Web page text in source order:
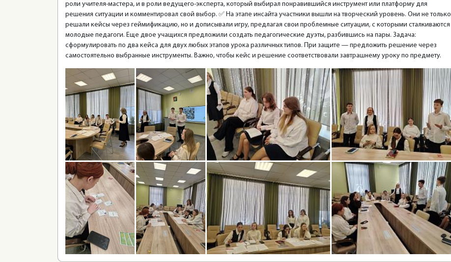
роли учителя-мастера, и в роли ведущего-эксперта, который выбирал понравившийся инструмент или платформу для
решения ситуации и комментировал свой выбор. ✅️ На этапе инсайта участники вышли на творческий уровень. Они не только
решали кейсы через геймификацию, но и дописывали игру, предлагая свои проблемные ситуации, с которыми сталкиваются
молодые педагоги. Еще двое учащихся предложили создать педагогические дуэты, разбившись на пары. Задача:
сформулировать по два кейса для двух любых этапов урока различных типов. При защите — предложить решение через
самостоятельно выбранные инструменты. Важно, чтобы кейс и решение соответствовали завтрашнему уроку по предмету.